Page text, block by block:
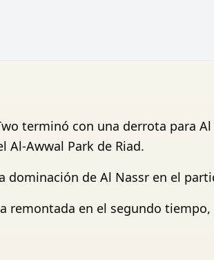
terminó con una derrota para
Al-Awwal Park de Riad.
dominación de Al Nassr en el
en el segundo